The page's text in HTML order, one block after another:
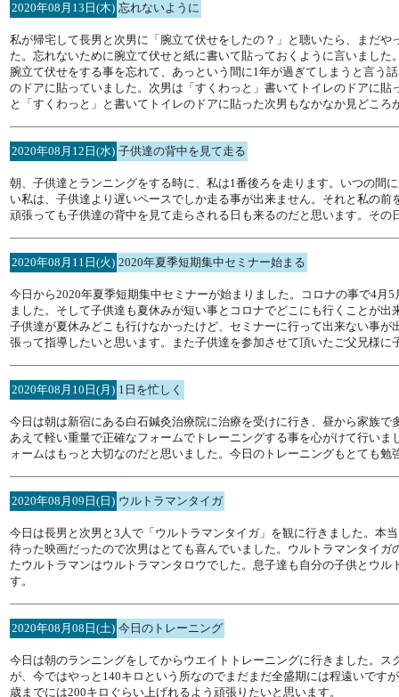
2020年08月13日(木) 忘れないように
私が帰宅して長男と次男に「腕立て伏せをしたの？」と聴いたら、まだ
た。忘れないために腕立て伏せと紙に書いて貼っておくように言いまし
腕立て伏せをする事を忘れて、あっという間に1年が過ぎてしまうと言う
のドアに貼っていました。次男は「すくわっと」書いてトイレのドアに
と「すくわっと」と書いてトイレのドアに貼った次男もなかなか見どころ
2020年08月12日(水) 子供達の背中を見て走る
朝、子供達とランニングをする時に、私は1番後ろを走ります。いつの間
い私は、子供達より遅いペースでしか走る事が出来ません。それと私の
頑張っても子供達の背中を見て走らされる日も来るのだと思います。そ
2020年08月11日(火) 2020年夏季短期集中セミナー始まる
今日から2020年夏季短期集中セミナーが始まりました。コロナの事で4
ました。そして子供達も夏休みが短い事とコロナでどこにも行くことが
子供達が夏休みどこも行けなかったけど、セミナーに行って出来ない事
張って指導したいと思います。また子供達を参加させて頂いたご父兄様
2020年08月10日(月) 1日を忙しく
今日は朝は新宿にある白石鍼灸治療院に治療を受けに行き、昼から家族
あえて軽い重量で正確なフォームでトレーニングする事を心がけて行い
ォームはもっと大切なのだと思いました。今日のトレーニングもとても勉
2020年08月09日(日) ウルトラマンタイガ
今日は長男と次男と3人で「ウルトラマンタイガ」を観に行きました。本
待った映画だったので次男はとても喜んでいました。ウルトラマンタイ
たウルトラマンはウルトラマンタロウでした。息子達も自分の子供とウ
す。
2020年08月08日(土) 今日のトレーニング
今日は朝のランニングをしてからウエイトトレーニングに行きました。
が、今ではやっと140キロという所なのでまだまだ全盛期には程遠いです
歳までには200キロぐらい上げれるよう頑張りたいと思います。